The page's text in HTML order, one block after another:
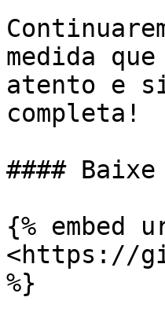
medida
atento e
completa!
####
{% embed
<https://
%}